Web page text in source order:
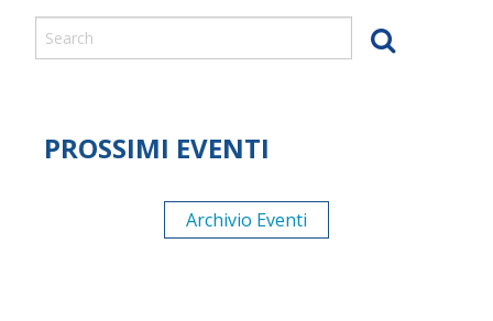
PROSSIMI EVENTI
Archivio Eventi